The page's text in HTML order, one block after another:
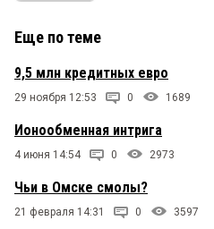
Еще по теме
9,5 млн кредитных евро
29 ноября 12:53 0 1689
Ионообменная интрига
4 июня 14:54 0 2973
Чьи в Омске смолы?
21 февраля 14:31 0 3597